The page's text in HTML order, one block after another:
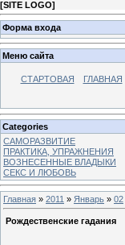
[SITE LOGO]
Форма входа
Меню сайта
СТАРТОВАЯ ГЛАВНАЯ
Categories
САМОРАЗВИТИЕ
ПРАКТИКА, УПРАЖНЕНИЯ
ВОЗНЕСЕННЫЕ ВЛАДЫКИ
СЕКС И ЛЮБОВЬ
Главная » 2011 » Январь » 02
Рождественские гадания